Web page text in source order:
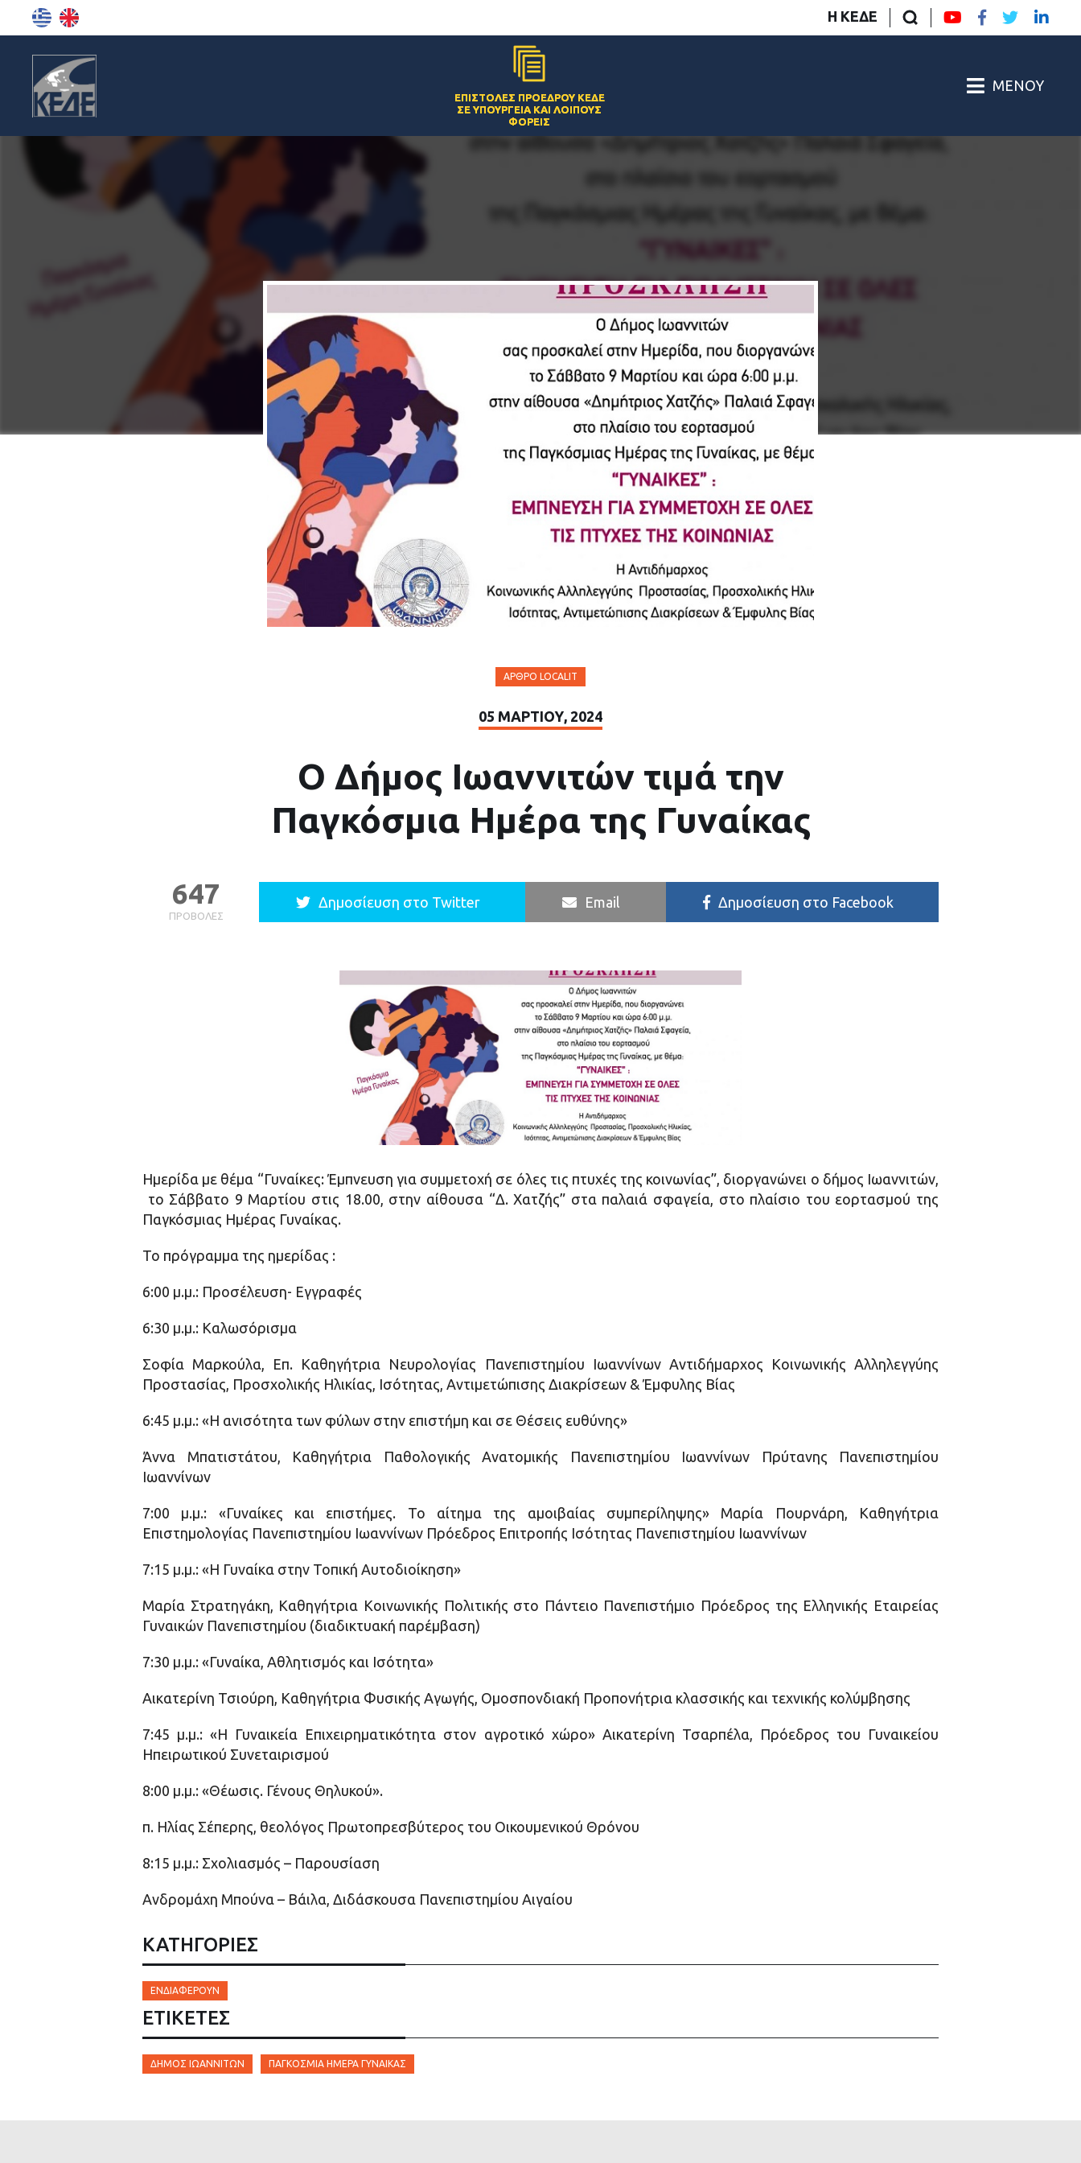
Η ΚΕΔΕ
ΕΠΙΣΤΟΛΈΣ ΠΡΟΈΔΡΟΥ ΚΕΔΕ
ΣΕ ΥΠΟΥΡΓΕΊΑ ΚΑΙ ΛΟΙΠΟΎΣ
ΦΟΡΕΊΣ
ΜΕΝΟΎ
ΆΡΘΡΟ LOCALIT
05 ΜΑΡΤΊΟΥ, 2024
Ο Δήμος Ιωαννιτών τιμά την
Παγκόσμια Ημέρα της Γυναίκας
ΠΡΟΒΟΛΈΣ
647 Δημοσίευση στο Twitter Email Δημοσίευση στο Facebook
Ημερίδα με θέμα “Γυναίκες: Έμπνευση για συμμετοχή σε όλες τις πτυχές της κοινωνίας”, διοργανώνει ο δήμος Ιωαννιτών,
το Σάββατο 9 Μαρτίου στις 18.00, στην αίθουσα “Δ. Χατζής” στα παλαιά σφαγεία, στο πλαίσιο του εορτασμού της
Παγκόσμιας Ημέρας Γυναίκας.
Το πρόγραμμα της ημερίδας :
6:00 μ.μ.: Προσέλευση- Εγγραφές
6:30 μ.μ.: Καλωσόρισμα
Σοφία Μαρκούλα, Επ. Καθηγήτρια Νευρολογίας Πανεπιστημίου Ιωαννίνων Αντιδήμαρχος Κοινωνικής Αλληλεγγύης
Προστασίας, Προσχολικής Ηλικίας, Ισότητας, Αντιμετώπισης Διακρίσεων & Έμφυλης Βίας
6:45 μ.μ.: «Η ανισότητα των φύλων στην επιστήμη και σε Θέσεις ευθύνης»
Άννα Μπατιστάτου, Καθηγήτρια Παθολογικής Ανατομικής Πανεπιστημίου Ιωαννίνων Πρύτανης Πανεπιστημίου
Ιωαννίνων
7:00 μ.μ.: «Γυναίκες και επιστήμες. Το αίτημα της αμοιβαίας συμπερίληψης» Μαρία Πουρνάρη, Καθηγήτρια
Επιστημολογίας Πανεπιστημίου Ιωαννίνων Πρόεδρος Επιτροπής Ισότητας Πανεπιστημίου Ιωαννίνων
7:15 μ.μ.: «Η Γυναίκα στην Τοπική Αυτοδιοίκηση»
Μαρία Στρατηγάκη, Καθηγήτρια Κοινωνικής Πολιτικής στο Πάντειο Πανεπιστήμιο Πρόεδρος της Ελληνικής Εταιρείας
Γυναικών Πανεπιστημίου (διαδικτυακή παρέμβαση)
7:30 μ.μ.: «Γυναίκα, Αθλητισμός και Ισότητα»
Αικατερίνη Τσιούρη, Καθηγήτρια Φυσικής Αγωγής, Ομοσπονδιακή Προπονήτρια κλασσικής και τεχνικής κολύμβησης
7:45 μ.μ.: «Η Γυναικεία Επιχειρηματικότητα στον αγροτικό χώρο» Αικατερίνη Τσαρπέλα, Πρόεδρος του Γυναικείου
Ηπειρωτικού Συνεταιρισμού
8:00 μ.μ.: «Θέωσις. Γένους Θηλυκού».
π. Ηλίας Σέπερης, θεολόγος Πρωτοπρεσβύτερος του Οικουμενικού Θρόνου
8:15 μ.μ.: Σχολιασμός – Παρουσίαση
Ανδρομάχη Μπούνα – Βάιλα, Διδάσκουσα Πανεπιστημίου Αιγαίου
ΚΑΤΗΓΟΡΙΕΣ
ΕΝΔΙΑΦΈΡΟΥΝ
ΕΤΙΚΈΤΕΣ
ΔΉΜΟΣ ΙΩΑΝΝΙΤΏΝ ΠΑΓΚΌΣΜΙΑ ΗΜΈΡΑ ΓΥΝΑΊΚΑΣ